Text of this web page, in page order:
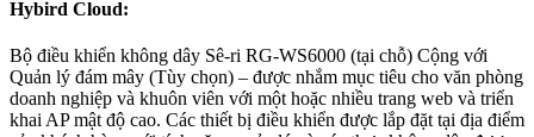
Hybird Cloud:
Bộ điều khiển không dây Sê-ri RG-WS6000 (tại chỗ) Cộng với
Quản lý đám mây (Tùy chọn) – được nhắm mục tiêu cho văn phòng
doanh nghiệp và khuôn viên với một hoặc nhiều trang web và triển
khai AP mật độ cao. Các thiết bị điều khiển được lắp đặt tại địa điểm